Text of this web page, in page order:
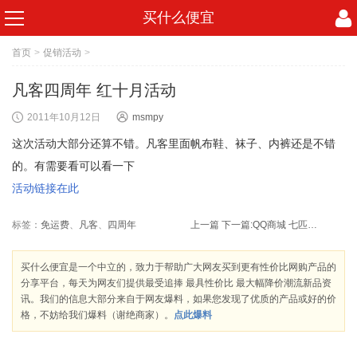
买什么便宜
首页 > 促销活动 >
凡客四周年 红十月活动
2011年10月12日 msmpy
这次活动大部分还算不错。凡客里面帆布鞋、袜子、内裤还是不错
的。有需要看可以看一下
活动链接在此
标签： 免运费、 凡客、 四周年 上一篇 下一篇: QQ商城 七匹狼男裤现在特价49包邮
买什么便宜是一个中立的，致力于帮助广大网友买到更有性价比网购产品的
分享平台，每天为网友们提供最受追捧 最具性价比 最大幅降价潮流新品资
讯。我们的信息大部分来自于网友爆料，如果您发现了优质的产品或好的价
格，不妨给我们爆料（谢绝商家）。 点此爆料